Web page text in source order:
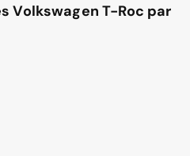
Volkswagen T-Roc par